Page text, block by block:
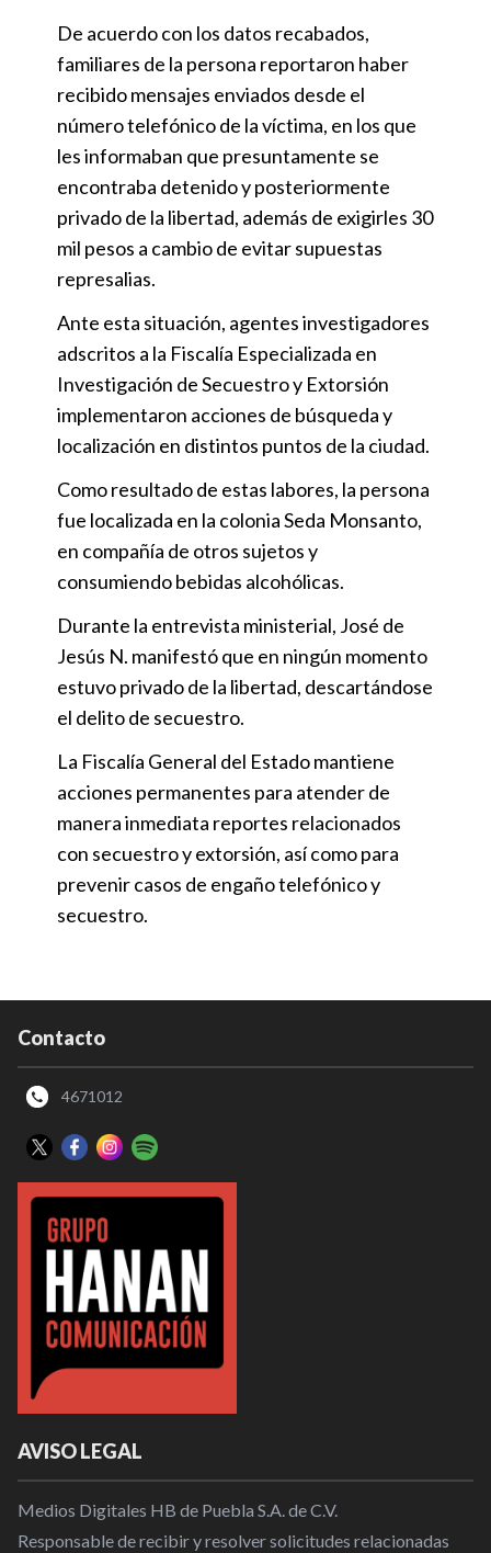
De acuerdo con los datos recabados,
familiares de la persona reportaron haber
recibido mensajes enviados desde el
número telefónico de la víctima, en los que
les informaban que presuntamente se
encontraba detenido y posteriormente
privado de la libertad, además de exigirles 30
mil pesos a cambio de evitar supuestas
represalias.
Ante esta situación, agentes investigadores
adscritos a la Fiscalía Especializada en
Investigación de Secuestro y Extorsión
implementaron acciones de búsqueda y
localización en distintos puntos de la ciudad.
Como resultado de estas labores, la persona
fue localizada en la colonia Seda Monsanto,
en compañía de otros sujetos y
consumiendo bebidas alcohólicas.
Durante la entrevista ministerial, José de
Jesús N. manifestó que en ningún momento
estuvo privado de la libertad, descartándose
el delito de secuestro.
La Fiscalía General del Estado mantiene
acciones permanentes para atender de
manera inmediata reportes relacionados
con secuestro y extorsión, así como para
prevenir casos de engaño telefónico y
secuestro.
Contacto
4671012
AVISO LEGAL
Medios Digitales HB de Puebla S.A. de C.V.
Responsable de recibir y resolver solicitudes relacionadas